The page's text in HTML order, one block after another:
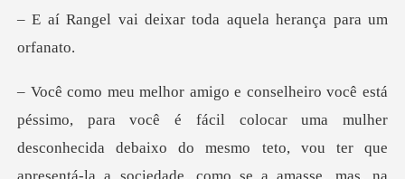
Baixar App
ixar toda aquela her
fácil colocar uma mulher
desconhecida debaixo do mesmo teto, vou ter que